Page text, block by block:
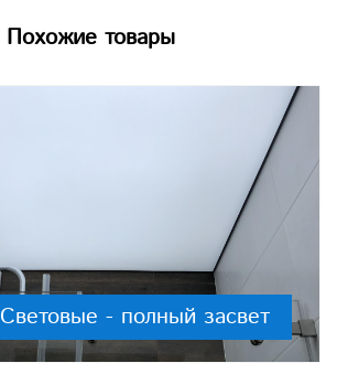
Похожие товары
Световые - полный засвет